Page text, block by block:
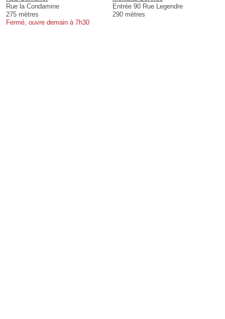
Rue la Condamine
275 mètres
Fermé, ouvre demain à 7h30
Entrée 90 Rue Legendre
290 mètres